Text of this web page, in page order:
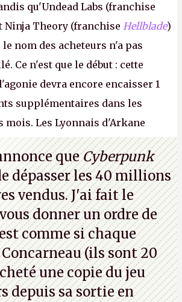
qu'Undead Labs (franchise
Ninja Theory (franchise Hellblade)
nom des acheteurs n'a pas
Ce n'est que le début : cette
devra encore encaisser 1
supplémentaires dans les
mois. Les Lyonnais d'Arkane
) pourraient faire partie des
puisque Microsoft a confirmé
du studio.A.
queCyberpunk
dépasser les 40 millions
vendus. J'ai fait le
donner un ordre de
comme si chaque
(ils sont 20
une copie du jeu
depuis sa sortie en